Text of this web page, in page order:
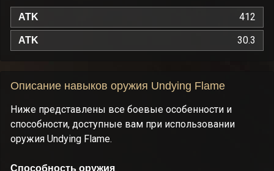
ATK 412
ATK 30.3
Описание навыков оружия Undying Flame
Ниже представлены все боевые особенности и
способности, доступные вам при использовании
оружия Undying Flame.
Способность оружия